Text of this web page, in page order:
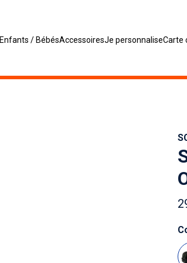
Enfants / BébésAccessoiresJe personnaliseCarte